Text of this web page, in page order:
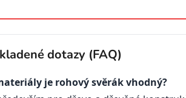
dotazy (FAQ)
je rohový svěrák vhodný?